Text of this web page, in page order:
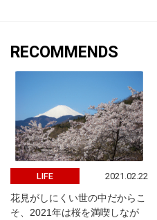
RECOMMENDS
LIFE 2021.02.22
花見がしにくい世の中だからこ
そ、2021年は桜を満喫しなが